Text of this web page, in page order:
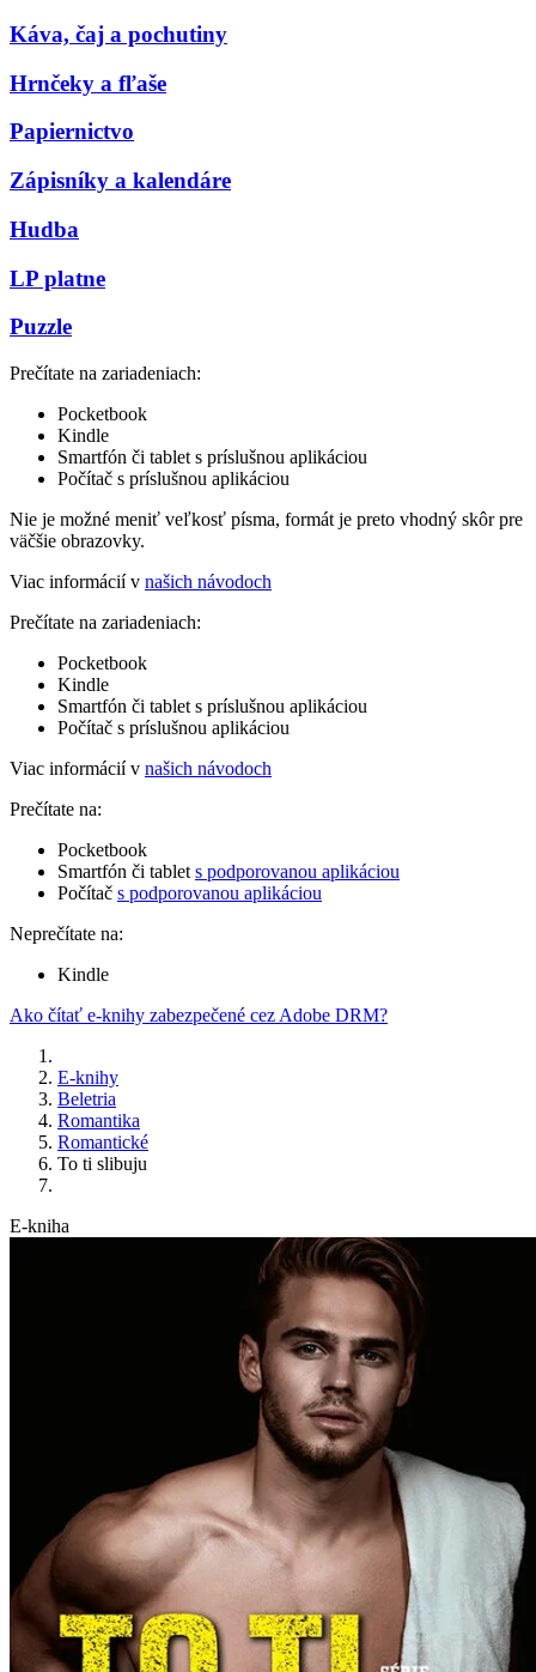
Káva, čaj a pochutiny
Hrnčeky a fľaše
Papiernictvo
Zápisníky a kalendáre
Hudba
LP platne
Puzzle
Prečítate na zariadeniach:
Pocketbook
Kindle
Smartfón či tablet s príslušnou aplikáciou
Počítač s príslušnou aplikáciou
Nie je možné meniť veľkosť písma, formát je preto vhodný skôr pre
väčšie obrazovky.
Viac informácií v našich návodoch
Prečítate na zariadeniach:
Pocketbook
Kindle
Smartfón či tablet s príslušnou aplikáciou
Počítač s príslušnou aplikáciou
Viac informácií v našich návodoch
Prečítate na:
Pocketbook
Smartfón či tablet s podporovanou aplikáciou
Počítač s podporovanou aplikáciou
Neprečítate na:
Kindle
Ako čítať e-knihy zabezpečené cez Adobe DRM?
E-knihy
Beletria
Romantika
Romantické
To ti slibuju
E-kniha